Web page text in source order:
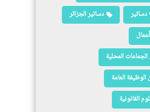
دساتير
دساتير الجزائر
المحلية
الوظيفة العامة
القانونية